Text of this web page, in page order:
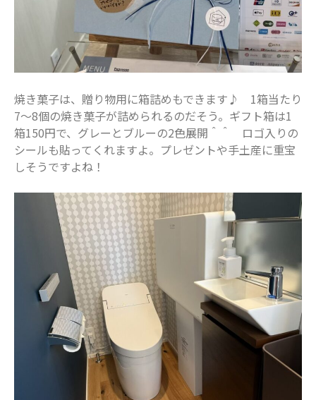
焼き菓子は、贈り物用に箱詰めもできます♪ 1箱当たり
7～8個の焼き菓子が詰められるのだそう。ギフト箱は1
箱150円で、グレーとブルーの2色展開＾＾ ロゴ入りの
シールも貼ってくれますよ。プレゼントや手土産に重宝
しそうですよね！